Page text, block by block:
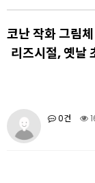
코난 작화 그림
리즈시절, 옛날
0건